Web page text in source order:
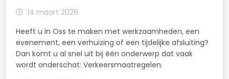
14 maart 2026
Heeft u in Oss te maken met werkzaamheden, een
evenement, een verhuizing of een tijdelijke afsluiting?
Dan komt u al snel uit bij één onderwerp dat vaak
wordt onderschat: Verkeersmaatregelen.